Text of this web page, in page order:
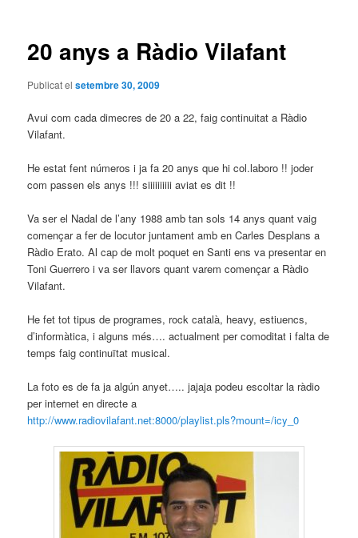
20 anys a Ràdio Vilafant
Publicat elsetembre 30, 2009
Avui com cada dimecres de 20 a 22, faig continuitat a Ràdio
Vilafant.
He estat fent números i ja fa 20 anys que hi col.laboro !! joder
com passen els anys !!! siiiiiiiiii aviat es dit !!
Va ser el Nadal de l’any 1988 amb tan sols 14 anys quant vaig
començar a fer de locutor juntament amb en Carles Desplans a
Ràdio Erato. Al cap de molt poquet en Santi ens va presentar en
Toni Guerrero i va ser llavors quant varem començar a Ràdio
Vilafant.
He fet tot tipus de programes, rock català, heavy, estiuencs,
d’informàtica, i alguns més…. actualment per comoditat i falta de
temps faig continuïtat musical.
La foto es de fa ja algún anyet….. jajaja podeu escoltar la ràdio
per internet en directe a
http://www.radiovilafant.net:8000/playlist.pls?mount=/icy_0